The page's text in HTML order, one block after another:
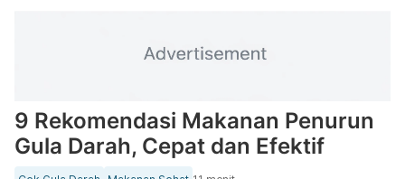
9 Rekomendasi Makanan Penurun
Gula Darah, Cepat dan Efektif